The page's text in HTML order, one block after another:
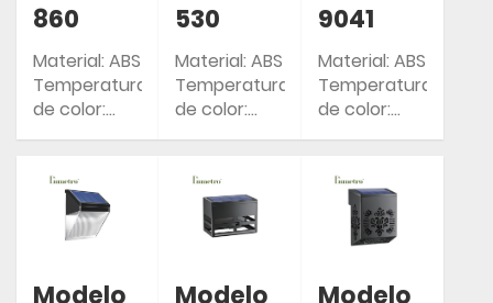
860
Material: ABS
Temperatura
de color:
2700-6500K
años
Clasificación
IP: IP54
530
Material: ABS
Temperatura
de color:
2700-6500K
años
Clasificación
IP: IP54
9041
Material: ABS
Temperatura
de color:
2700-6500K
años
Clasificación
IP: IP54
Modelo
Modelo
Modelo